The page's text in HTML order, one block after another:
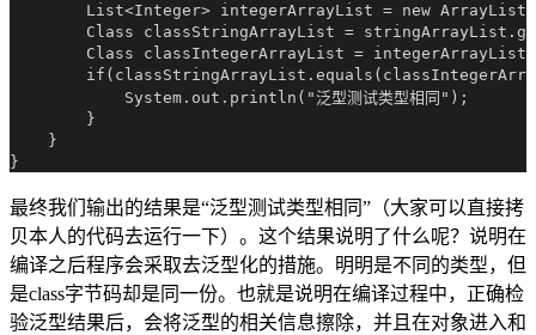
List<Integer> integerArrayList = new
Class classStringArrayList =
Class classIntegerArrayList =
            System.out.println("泛型测试类型相同");
        }
    }
最终我们输出的结果是“泛型测试类型相同”（大家可以直接拷
贝本人的代码去运行一下）。这个结果说明了什么呢？说明在
编译之后程序会采取去泛型化的措施。明明是不同的类型，但
是class字节码却是同一份。也就是说明在编译过程中，正确检
验泛型结果后，会将泛型的相关信息擦除，并且在对象进入和